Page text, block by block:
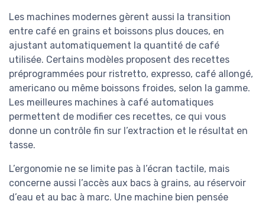
Les machines modernes gèrent aussi la transition
entre café en grains et boissons plus douces, en
ajustant automatiquement la quantité de café
utilisée. Certains modèles proposent des recettes
préprogrammées pour ristretto, expresso, café allongé,
americano ou même boissons froides, selon la gamme.
Les meilleures machines à café automatiques
permettent de modifier ces recettes, ce qui vous
donne un contrôle fin sur l’extraction et le résultat en
tasse.
L’ergonomie ne se limite pas à l’écran tactile, mais
concerne aussi l’accès aux bacs à grains, au réservoir
d’eau et au bac à marc. Une machine bien pensée